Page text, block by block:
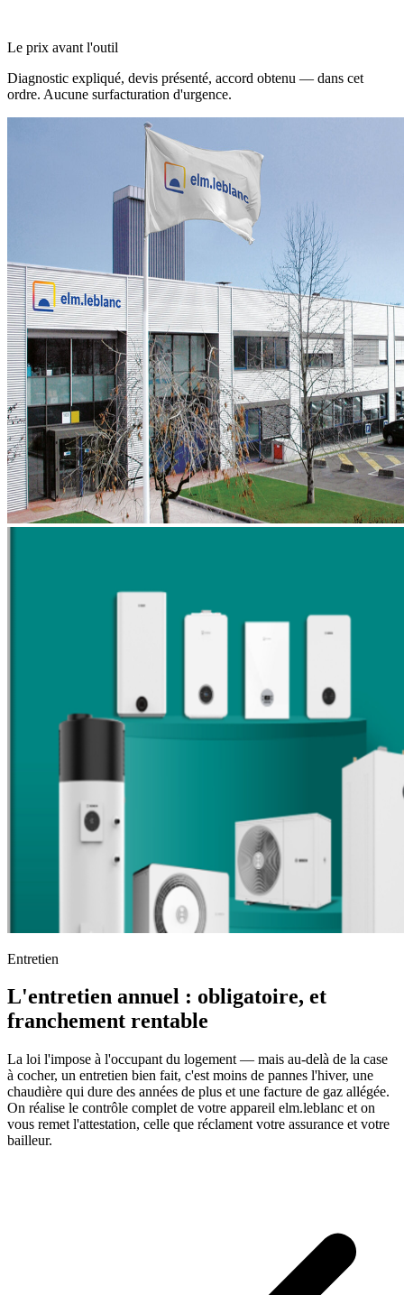
Le prix avant l'outil
Diagnostic expliqué, devis présenté, accord obtenu — dans cet
ordre. Aucune surfacturation d'urgence.
Entretien
L'entretien annuel : obligatoire, et
franchement rentable
La loi l'impose à l'occupant du logement — mais au-delà de la case
à cocher, un entretien bien fait, c'est moins de pannes l'hiver, une
chaudière qui dure des années de plus et une facture de gaz allégée.
On réalise le contrôle complet de votre appareil elm.leblanc et on
vous remet l'attestation, celle que réclament votre assurance et votre
bailleur.